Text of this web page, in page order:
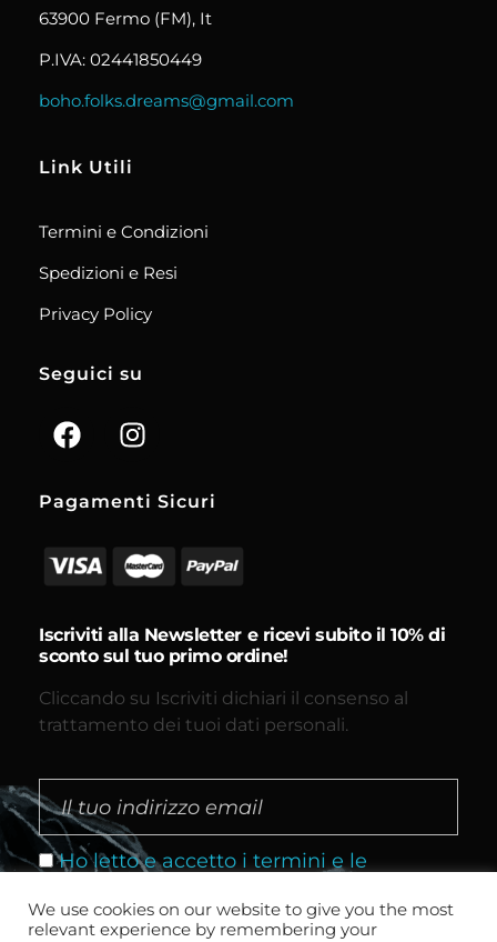
63900 Fermo (FM), It
P.IVA: 02441850449
boho.folks.dreams@gmail.com
Link Utili
Termini e Condizioni
Spedizioni e Resi
Privacy Policy
Seguici su
Pagamenti Sicuri
Iscriviti alla Newsletter e ricevi subito il 10% di
sconto sul tuo primo ordine!
Cliccando su Iscriviti dichiari il consenso al
trattamento dei tuoi dati personali.
Ho letto e accetto i termini e le
We use cookies on our website to give you the most
relevant experience by remembering your